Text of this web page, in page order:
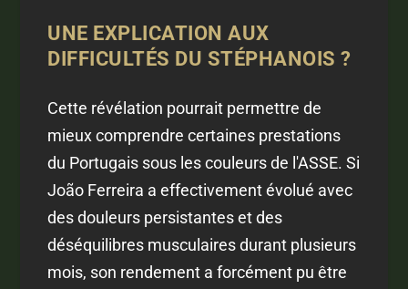
UNE EXPLICATION AUX
DIFFICULTÉS DU STÉPHANOIS ?
Cette révélation pourrait permettre de
mieux comprendre certaines prestations
du Portugais sous les couleurs de l'ASSE. Si
João Ferreira a effectivement évolué avec
des douleurs persistantes et des
déséquilibres musculaires durant plusieurs
mois, son rendement a forcément pu être